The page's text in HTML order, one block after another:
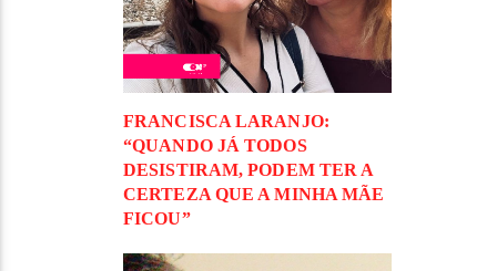
FRANCISCA LARANJO:
“QUANDO JÁ TODOS
DESISTIRAM, PODEM TER A
CERTEZA QUE A MINHA MÃE
FICOU”